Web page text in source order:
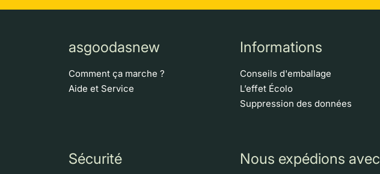
asgoodasnew
Comment ça marche ?
Aide et Service
Informations
Conseils d'emballage
L’effet Écolo
Suppression des données
Sécurité Nous expédions avec